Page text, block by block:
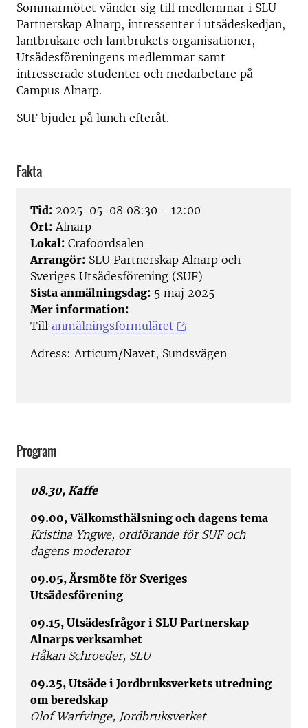
Sommarmötet vänder sig till medlemmar i SLU
Partnerskap Alnarp, intressenter i utsädeskedjan,
lantbrukare och lantbrukets organisationer,
Utsädesföreningens medlemmar samt
intresserade studenter och medarbetare på
Campus Alnarp.
SUF bjuder på lunch efteråt.
Fakta
Tid: 2025-05-08 08:30 - 12:00
Ort: Alnarp
Lokal: Crafoordsalen
Arrangör: SLU Partnerskap Alnarp och
Sveriges Utsädesförening (SUF)
Sista anmälningsdag: 5 maj 2025
Mer information:
Till anmälningsformuläret
Adress:Articum/Navet, Sundsvägen
Program
08.30, Kaffe
09.00, Välkomsthälsning och dagens tema
Kristina Yngwe, ordförande för SUF och
dagens moderator
09.05, Årsmöte för Sveriges
Utsädesförening
09.15, Utsädesfrågor i SLU Partnerskap
Alnarps verksamhet
Håkan Schroeder, SLU
09.25, Utsäde i Jordbruksverkets utredning
om beredskap
Olof Warfvinge, Jordbruksverket